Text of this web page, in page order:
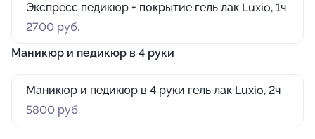
Экспресс педикюр + покрытие гель лак Luxio, 1ч
2700 руб.
Маникюр и педикюр в 4 руки
Маникюр и педикюр в 4 руки гель лак Luxio, 2ч
5800 руб.